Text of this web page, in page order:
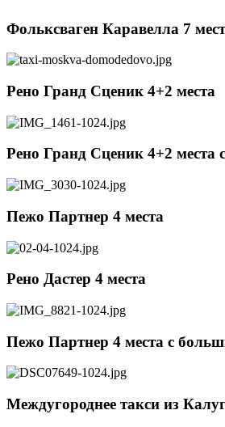
Фольксваген Каравелла 7 мест
Рено Гранд Сценик 4+2 места
Рено Гранд Сценик 4+2 места
Пежо Партнер 4 места
Рено Дастер 4 места
Пежо Партнер 4 места с
Междугороднее такси из